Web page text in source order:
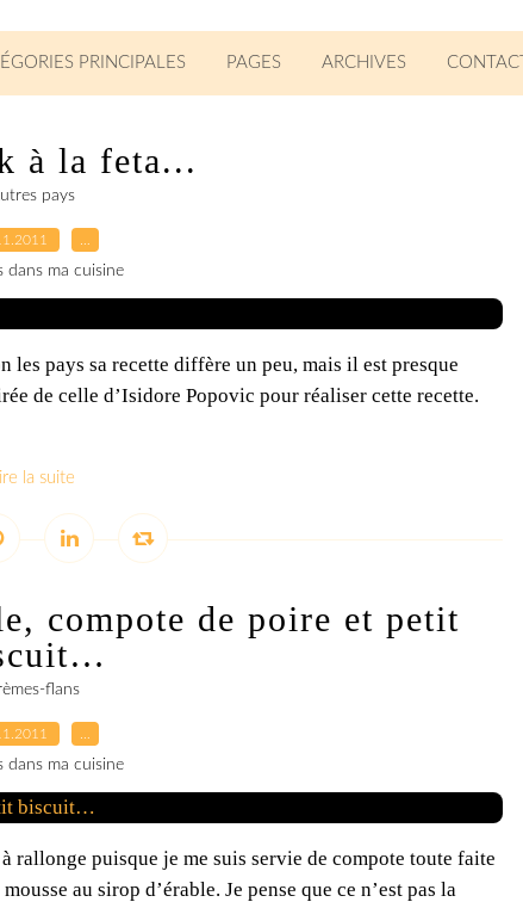
PRINCIPALES PAGES ARCHIVES CONTACT
à la feta...
pays
dans ma cuisine
les pays sa recette diffère un peu, mais il est presque
de celle d’Isidore Popovic pour réaliser cette recette.
la suite
compote de poire et petit
flans
dans ma cuisine
rallonge puisque je me suis servie de compote toute faite
au sirop d’érable. Je pense que ce n’est pas la